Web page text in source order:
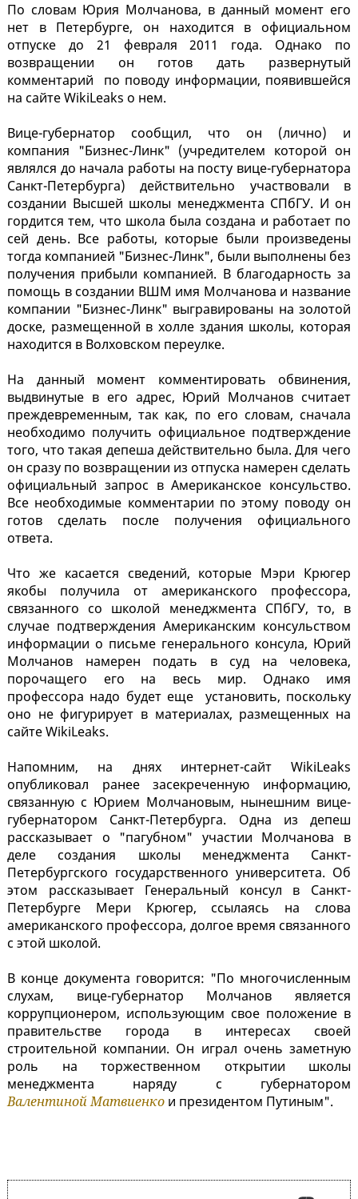
По словам Юрия Молчанова, в данный момент его
нет в Петербурге, он находится в официальном
отпуске до 21 февраля 2011 года. Однако по
возвращении он готов дать развернутый
комментарий по поводу информации, появившейся
на сайте WikiLeaks о нем.
Вице-губернатор сообщил, что он (лично) и
компания "Бизнес-Линк" (учредителем которой он
являлся до начала работы на посту вице-губернатора
Санкт-Петербурга) действительно участвовали в
создании Высшей школы менеджмента СПбГУ. И он
гордится тем, что школа была создана и работает по
сей день. Все работы, которые были произведены
тогда компанией "Бизнес-Линк", были выполнены без
получения прибыли компанией. В благодарность за
помощь в создании ВШМ имя Молчанова и название
компании "Бизнес-Линк" выгравированы на золотой
доске, размещенной в холле здания школы, которая
находится в Волховском переулке.
На данный момент комментировать обвинения,
выдвинутые в его адрес, Юрий Молчанов считает
преждевременным, так как, по его словам, сначала
необходимо получить официальное подтверждение
того, что такая депеша действительно была. Для чего
он сразу по возвращении из отпуска намерен сделать
официальный запрос в Американское консульство.
Все необходимые комментарии по этому поводу он
готов сделать после получения официального
ответа.
Что же касается сведений, которые Мэри Крюгер
якобы получила от американского профессора,
связанного со школой менеджмента СПбГУ, то, в
случае подтверждения Американским консульством
информации о письме генерального консула, Юрий
Молчанов намерен подать в суд на человека,
порочащего его на весь мир. Однако имя
профессора надо будет еще установить, поскольку
оно не фигурирует в материалах, размещенных на
сайте WikiLeaks.
Напомним, на днях интернет-сайт WikiLeaks
опубликовал ранее засекреченную информацию,
связанную с Юрием Молчановым, нынешним вице-
губернатором Санкт-Петербурга. Одна из депеш
рассказывает о "пагубном" участии Молчанова в
деле создания школы менеджмента Санкт-
Петербургского государственного университета. Об
этом рассказывает Генеральный консул в Санкт-
Петербурге Мери Крюгер, ссылаясь на слова
американского профессора, долгое время связанного
с этой школой.
В конце документа говорится: "По многочисленным
слухам, вице-губернатор Молчанов является
коррупционером, использующим свое положение в
правительстве города в интересах своей
строительной компании. Он играл очень заметную
роль на торжественном открытии школы
менеджмента наряду с губернатором
Валентиной Матвиенко и президентом Путиным".